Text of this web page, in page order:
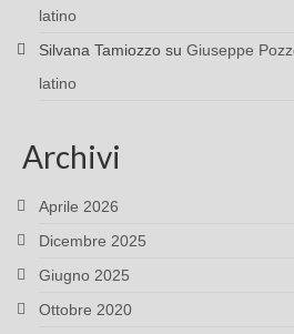
latino
Silvana Tamiozzo su Giuseppe
latino
Archivi
Aprile 2026
Dicembre 2025
Giugno 2025
Ottobre 2020